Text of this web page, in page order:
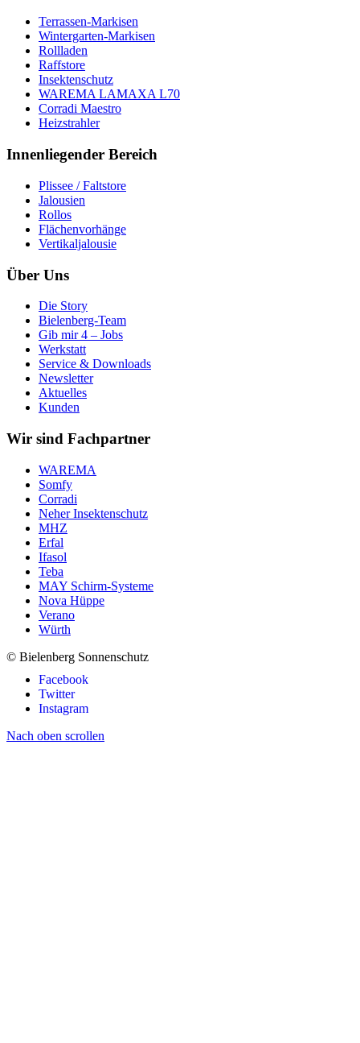
Terrassen-Markisen
Wintergarten-Markisen
Rollladen
Raffstore
Insektenschutz
WAREMA LAMAXA L70
Corradi Maestro
Heizstrahler
Innenliegender Bereich
Plissee / Faltstore
Jalousien
Rollos
Flächenvorhänge
Vertikaljalousie
Über Uns
Die Story
Bielenberg-Team
Gib mir 4 – Jobs
Werkstatt
Service & Downloads
Newsletter
Aktuelles
Kunden
Wir sind Fachpartner
WAREMA
Somfy
Corradi
Neher Insektenschutz
MHZ
Erfal
Ifasol
Teba
MAY Schirm-Systeme
Nova Hüppe
Verano
Würth
© Bielenberg Sonnenschutz
Facebook
Twitter
Instagram
Nach oben scrollen